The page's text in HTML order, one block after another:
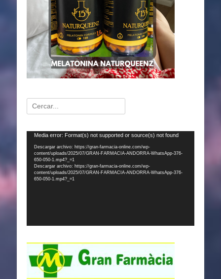
Buscar:
Reproductor
vídeo
Media error: Format(s) not supported or source(s) not found
Descargar archivo: https://gran-farmacia-online.com/wp-
content/uploads/2025/07/GRAN-FARMACIA-ANDORRA-WhatsApp-376-
650-050-1.mp4?_=1
Descargar archivo: https://gran-farmacia-online.com/wp-
content/uploads/2025/07/GRAN-FARMACIA-ANDORRA-WhatsApp-376-
650-050-1.mp4?_=1